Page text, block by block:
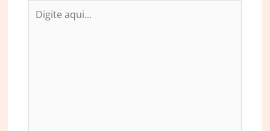
aqui...